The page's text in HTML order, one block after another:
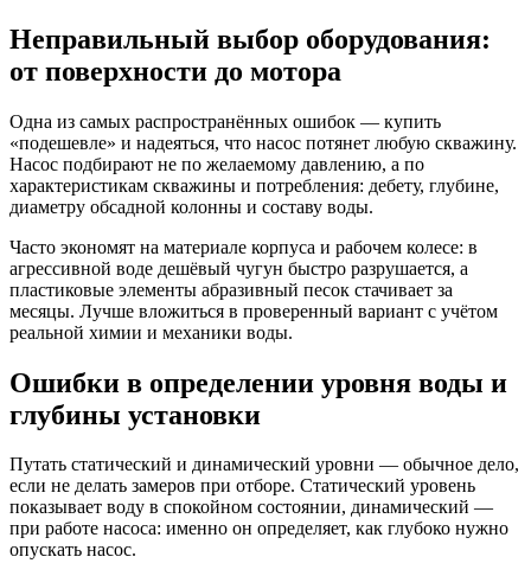
Неправильный выбор оборудования:
от поверхности до мотора
Одна из самых распространённых ошибок — купить
«подешевле» и надеяться, что насос потянет любую скважину.
Насос подбирают не по желаемому давлению, а по
характеристикам скважины и потребления: дебету, глубине,
диаметру обсадной колонны и составу воды.
Часто экономят на материале корпуса и рабочем колесе: в
агрессивной воде дешёвый чугун быстро разрушается, а
пластиковые элементы абразивный песок стачивает за
месяцы. Лучше вложиться в проверенный вариант с учётом
реальной химии и механики воды.
Ошибки в определении уровня воды и
глубины установки
Путать статический и динамический уровни — обычное дело,
если не делать замеров при отборе. Статический уровень
показывает воду в спокойном состоянии, динамический —
при работе насоса: именно он определяет, как глубоко нужно
опускать насос.